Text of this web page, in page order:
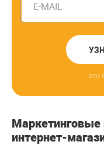
E-MAIL
это
Маркетинговые
интернет-